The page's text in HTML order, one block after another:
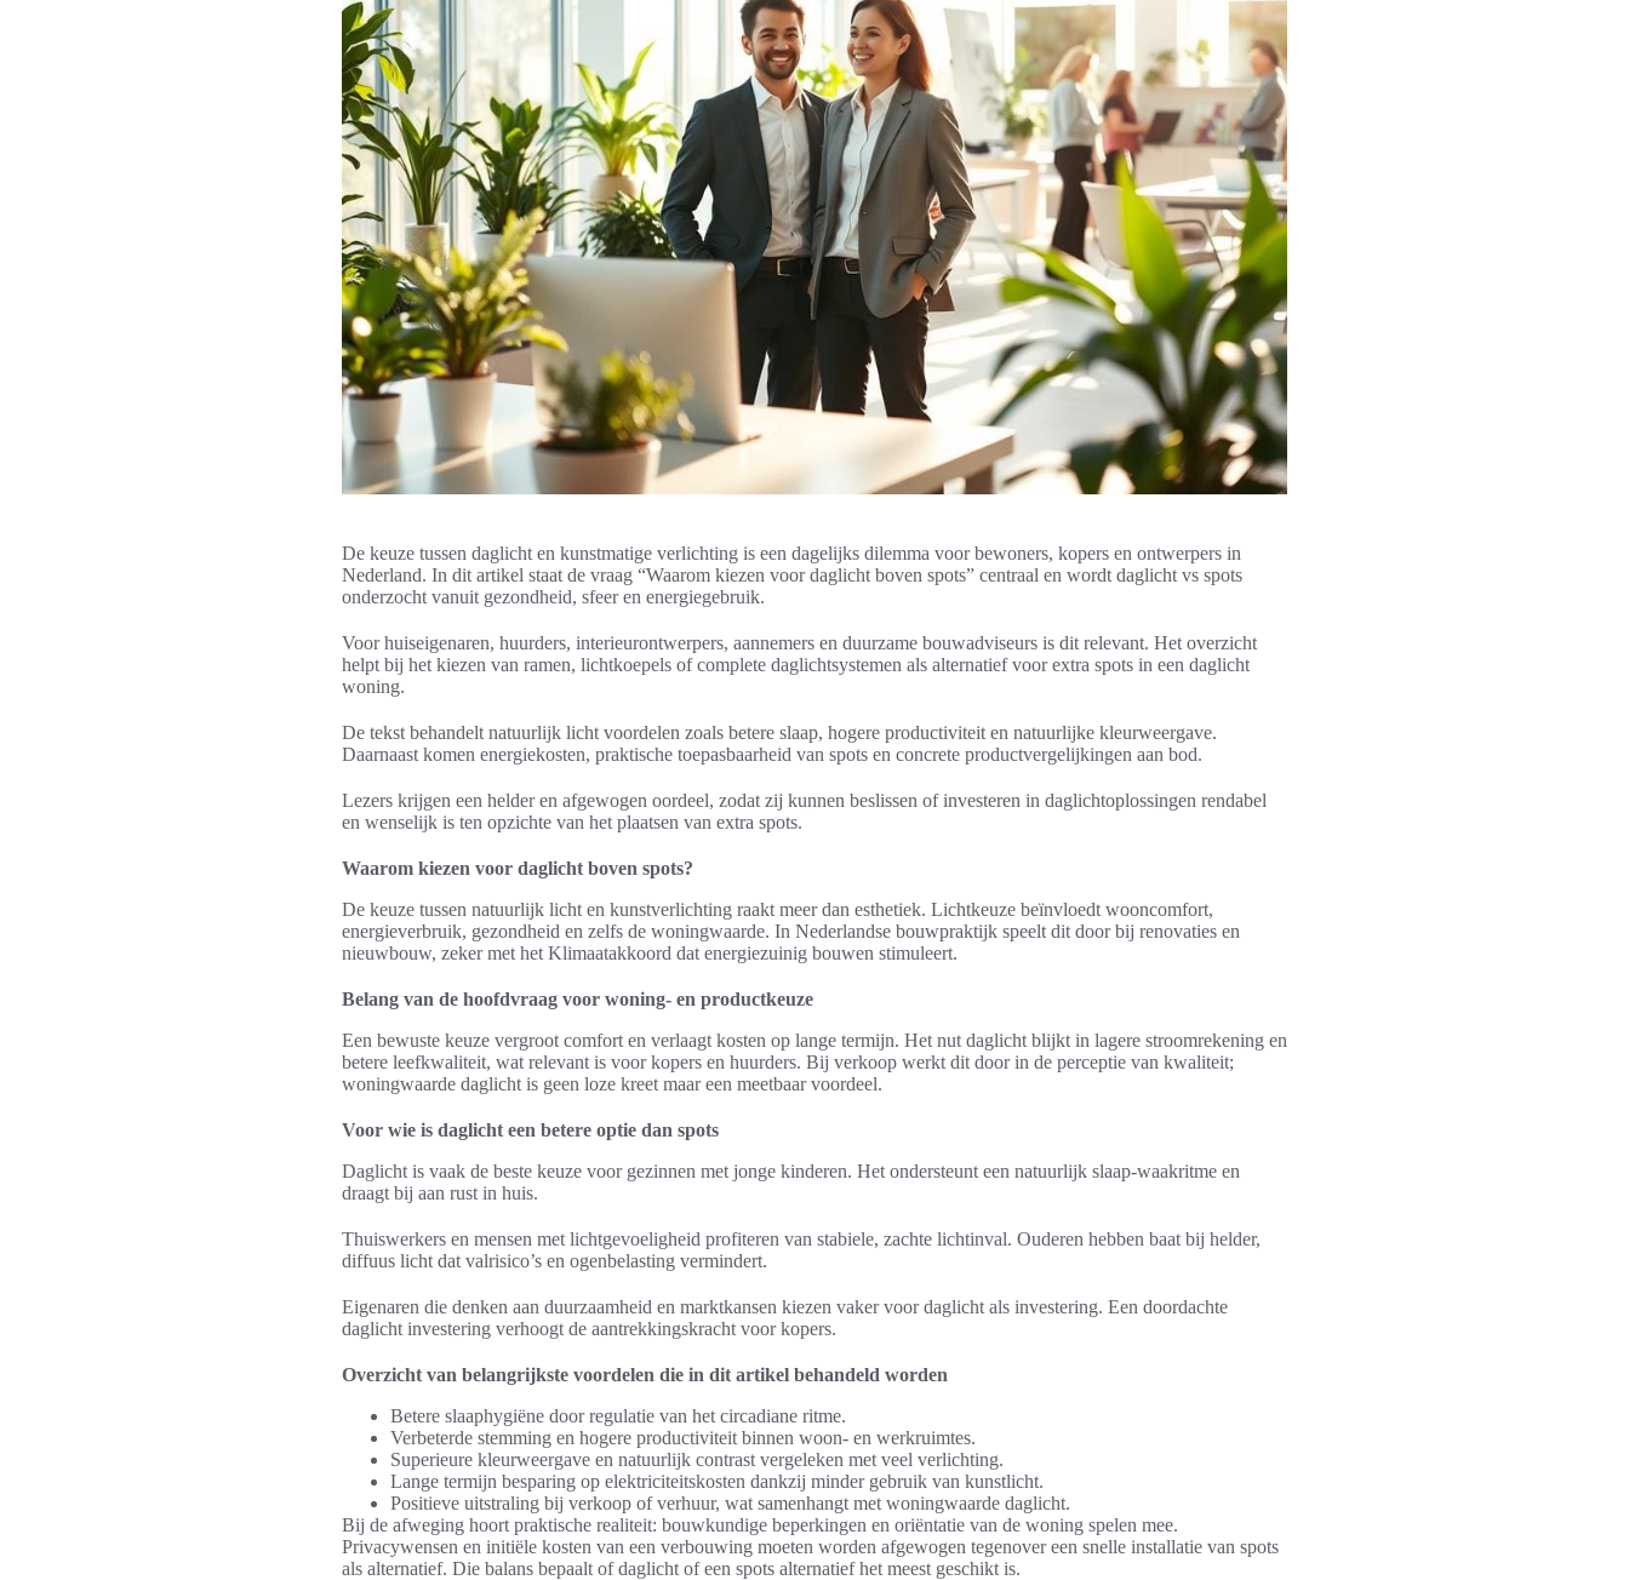
De keuze tussen daglicht en kunstmatige verlichting is een dagelijks dilemma voor bewoners, kopers en ontwerpers in
Nederland. In dit artikel staat de vraag “Waarom kiezen voor daglicht boven spots” centraal en wordt daglicht vs spots
onderzocht vanuit gezondheid, sfeer en energiegebruik.
Voor huiseigenaren, huurders, interieurontwerpers, aannemers en duurzame bouwadviseurs is dit relevant. Het overzicht
helpt bij het kiezen van ramen, lichtkoepels of complete daglichtsystemen als alternatief voor extra spots in een daglicht
woning.
De tekst behandelt natuurlijk licht voordelen zoals betere slaap, hogere productiviteit en natuurlijke kleurweergave.
Daarnaast komen energiekosten, praktische toepasbaarheid van spots en concrete productvergelijkingen aan bod.
Lezers krijgen een helder en afgewogen oordeel, zodat zij kunnen beslissen of investeren in daglichtoplossingen rendabel
en wenselijk is ten opzichte van het plaatsen van extra spots.
Waarom kiezen voor daglicht boven spots?
De keuze tussen natuurlijk licht en kunstverlichting raakt meer dan esthetiek. Lichtkeuze beïnvloedt wooncomfort,
energieverbruik, gezondheid en zelfs de woningwaarde. In Nederlandse bouwpraktijk speelt dit door bij renovaties en
nieuwbouw, zeker met het Klimaatakkoord dat energiezuinig bouwen stimuleert.
Belang van de hoofdvraag voor woning- en productkeuze
Een bewuste keuze vergroot comfort en verlaagt kosten op lange termijn. Het nut daglicht blijkt in lagere stroomrekening en
betere leefkwaliteit, wat relevant is voor kopers en huurders. Bij verkoop werkt dit door in de perceptie van kwaliteit;
woningwaarde daglicht is geen loze kreet maar een meetbaar voordeel.
Voor wie is daglicht een betere optie dan spots
Daglicht is vaak de beste keuze voor gezinnen met jonge kinderen. Het ondersteunt een natuurlijk slaap-waakritme en
draagt bij aan rust in huis.
Thuiswerkers en mensen met lichtgevoeligheid profiteren van stabiele, zachte lichtinval. Ouderen hebben baat bij helder,
diffuus licht dat valrisico’s en ogenbelasting vermindert.
Eigenaren die denken aan duurzaamheid en marktkansen kiezen vaker voor daglicht als investering. Een doordachte
daglicht investering verhoogt de aantrekkingskracht voor kopers.
Overzicht van belangrijkste voordelen die in dit artikel behandeld worden
Betere slaaphygiëne door regulatie van het circadiane ritme.
Verbeterde stemming en hogere productiviteit binnen woon- en werkruimtes.
Superieure kleurweergave en natuurlijk contrast vergeleken met veel verlichting.
Lange termijn besparing op elektriciteitskosten dankzij minder gebruik van kunstlicht.
Positieve uitstraling bij verkoop of verhuur, wat samenhangt met woningwaarde daglicht.
Bij de afweging hoort praktische realiteit: bouwkundige beperkingen en oriëntatie van de woning spelen mee.
Privacywensen en initiële kosten van een verbouwing moeten worden afgewogen tegenover een snelle installatie van spots
als alternatief. Die balans bepaalt of daglicht of een spots alternatief het meest geschikt is.